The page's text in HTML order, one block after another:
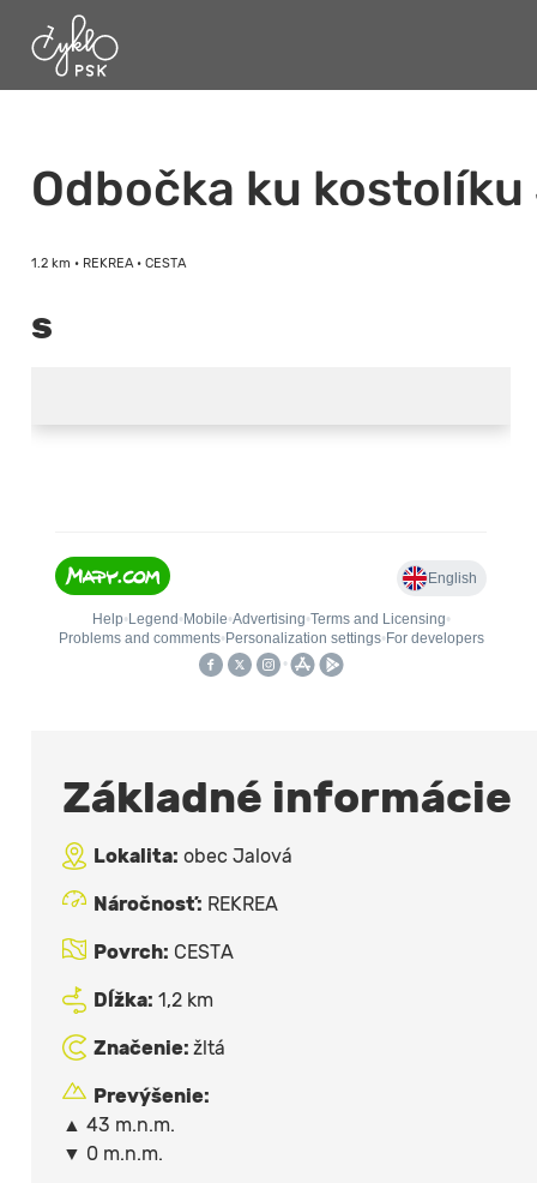
Odbočka ku
1.2 km • REKREA • CESTA
s
Základné informácie
Lokalita: obec Jalová
Náročnosť: REKREA
Povrch: CESTA
Dĺžka: 1,2 km
Značenie: žltá
Prevýšenie:
▲ 43 m.n.m.
▼ 0 m.n.m.